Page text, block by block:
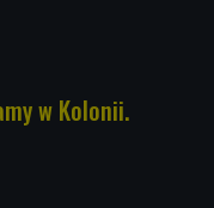
w Kolonii.